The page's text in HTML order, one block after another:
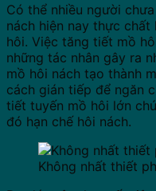
Có thể nhiều người
nách hiện nay thực
hôi. Việc tăng tiết mồ
những tác nhân gây ra
mồ hôi nách tạo thành
cách gián tiếp để ngăn
tiết tuyến mồ hôi lớn
đó hạn chế hôi nách.
Không nhất thiết